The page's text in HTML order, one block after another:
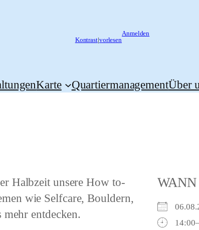
Kontrast| vorlesen
Anmelden
Karte QuartiermanagementÜber
Halbzeit unsereHow to-
wie Selfcare, Bouldern,
mehr entdecken.
WANN